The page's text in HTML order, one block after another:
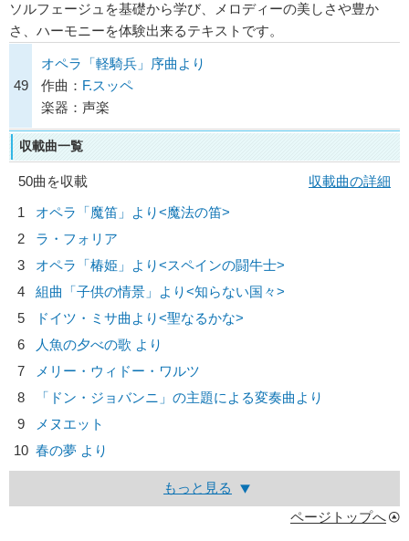
ソルフェージュを基礎から学び、メロディーの美しさや豊か
さ、ハーモニーを体験出来るテキストです。
49
オペラ「軽騎兵」序曲より
作曲： F.スッペ
楽器：声楽
収載曲一覧
50曲を収載
収載曲の詳細
1
オペラ「魔笛」より<魔法の笛>
2
ラ・フォリア
3
オペラ「椿姫」より<スペインの闘牛士>
4
組曲「子供の情景」より<知らない国々>
5
ドイツ・ミサ曲より<聖なるかな>
6
人魚の夕べの歌 より
7
メリー・ウィドー・ワルツ
8
「ドン・ジョバンニ」の主題による変奏曲より
9
メヌエット
10 春の夢 より
もっと見る
ページトップへ